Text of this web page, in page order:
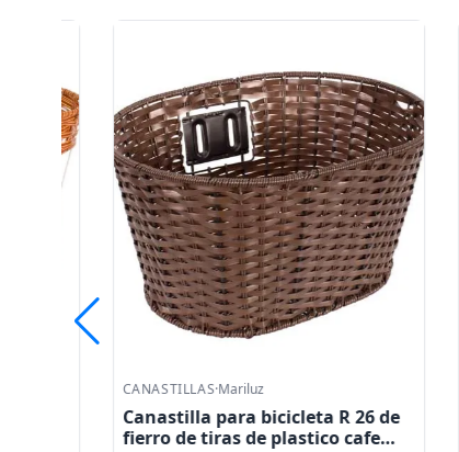
CANASTILLAS·Mariluz
Canastilla para bicicleta R 26 de
fierro de tiras de plastico cafe